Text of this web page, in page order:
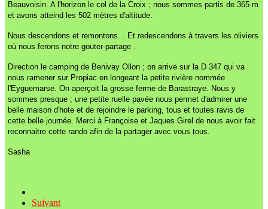
Beauvoisin. A l'horizon le col de la Croix ; nous sommes partis de 365 m
et avons atteind les 502 mètres d'altitude.
Nous descendons et remontons... Et redescendons à travers les oliviers
où nous ferons notre gouter-partage .
Direction le camping de Benivay Ollon ; on arrive sur la D 347 qui va
nous ramener sur Propiac en longeant la petite rivière nommée
l'Eyguemarse. On aperçoit la grosse ferme de Barastraye. Nous y
sommes presque ; une petite ruelle pavée nous permet d'admirer une
belle maison d'hote et de rejoindre le parking, tous et toutes ravis de
cette belle journée. Merci à Françoise et Jaques Girel de nous avoir fait
reconnaitre cette rando afin de la partager avec vous tous.
Sasha
Suivant